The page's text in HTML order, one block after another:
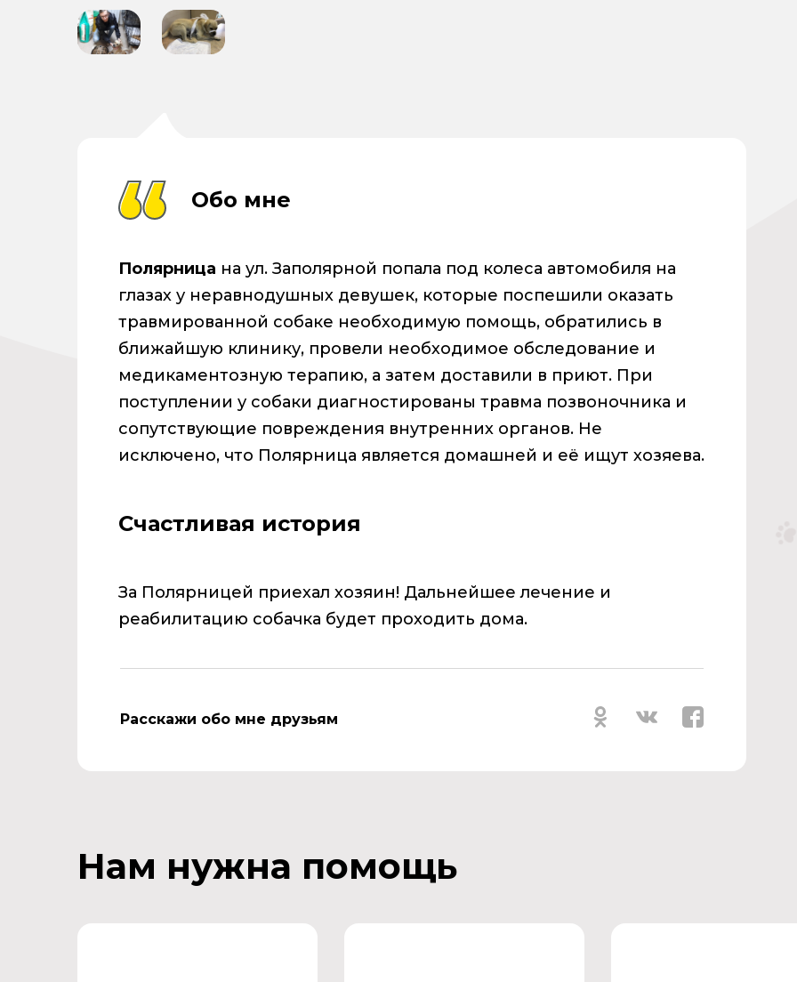
Обо мне
Полярница на ул. Заполярной попала под колеса автомобиля на
глазах у неравнодушных девушек, которые поспешили оказать
травмированной собаке необходимую помощь, обратились в
ближайшую клинику, провели необходимое обследование и
медикаментозную терапию, а затем доставили в приют. При
поступлении у собаки диагностированы травма позвоночника и
сопутствующие повреждения внутренних органов. Не
исключено, что Полярница является домашней и её ищут хозяева.
Счастливая история
За Полярницей приехал хозяин! Дальнейшее лечение и
реабилитацию собачка будет проходить дома.
Расскажи обо мне друзьям
Нам нужна помощь